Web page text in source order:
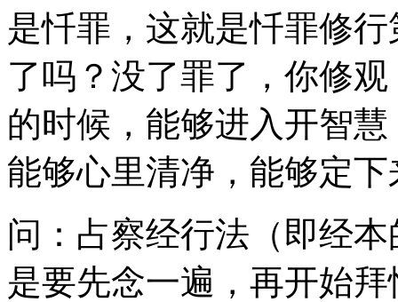
是忏罪，这就是忏罪修
了吗？没了罪了，你修
的时候，能够进入开智
能够心里清净，能够定
问：占察经行法（即经
是要先念一遍，再开始拜